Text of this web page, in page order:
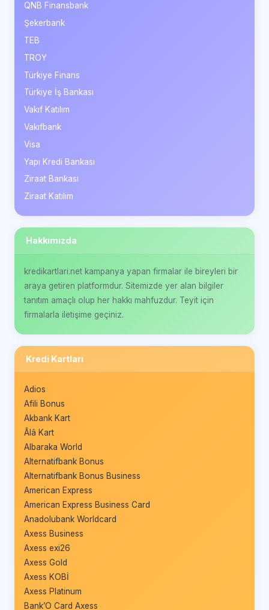
QNB Finansbank
Şekerbank
TEB
TROY
Türkiye Finans
Türkiye İş Bankası
Vakıf Katılım
Vakıfbank
Visa
Yapı Kredi Bankası
Ziraat Bankası
Ziraat Katılım
Hakkımızda
kredikartlari.net kampanya yapan firmalar ile bireyleri bir
araya getiren platformdur. Sitemizde yer alan bilgiler
tanıtım amaçlı olup her hakkı mahfuzdur. Teyit için
firmalarla iletişime geçiniz.
Kredi Kartları
Adios
Afili Bonus
Akbank Kart
Âlâ Kart
Albaraka World
Alternatifbank Bonus
Alternatifbank Bonus Business
American Express
American Express Business Card
Anadolubank Worldcard
Axess Business
Axess exi26
Axess Gold
Axess KOBİ
Axess Platinum
Bank’O Card Axess